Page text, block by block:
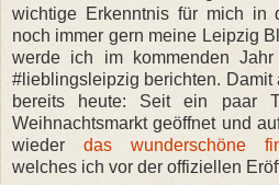
wichtige Erkenntnis für mich in
noch immer gern meine Leipzig
werde ich im kommenden
#lieblingsleipzig berichten. Damit
bereits heute: Seit ein paar
Weihnachtsmarkt geöffnet und
wieder das wunderschöne
welches ich vor der offiziellen